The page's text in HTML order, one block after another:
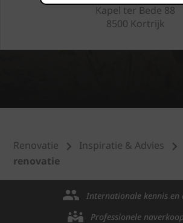
Kapel ter Bede 88
8500 Kortrijk
Renovatie Inspiratie & Advies
renovatie
Internationale kennis en
Professionele